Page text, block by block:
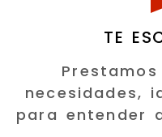
TE
necesidades,
para entender